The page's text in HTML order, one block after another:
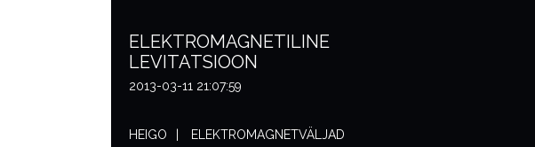
ELEKTROMAGNETILINE
LEVITATSIOON
2013-03-11 21:07:59
HEIGO ELEKTROMAGNETVÄLJAD